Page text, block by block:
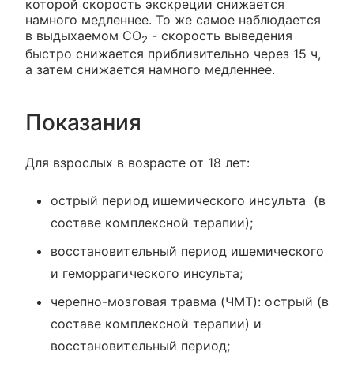
которой скорость экскреции снижается
намного медленнее. То же самое наблюдается
в выдыхаемом СО2 - скорость выведения
быстро снижается приблизительно через 15 ч,
а затем снижается намного медленнее.
Показания
Для взрослых в возрасте от 18 лет:
острый период ишемического инсульта (в
составе комплексной терапии);
восстановительный период ишемического
и геморрагического инсульта;
черепно-мозговая травма (ЧМТ): острый (в
составе комплексной терапии) и
восстановительный период;